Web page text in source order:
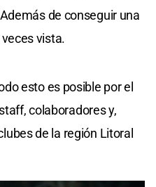
de conseguir una
vista.
esto es posible por el
colaboradores y,
de la región Litoral